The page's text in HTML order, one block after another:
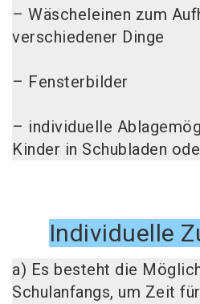
– Wäscheleinen zum
verschiedener Dinge
– Fensterbilder
– individuelle
Kinder in Schubladen
Individuelle
a) Es besteht die
Schulanfangs, um Zeit